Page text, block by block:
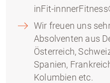
inFit-
Wir freuen uns
Absolventen aus
Österreich,
Spanien,
Kolumbien etc.